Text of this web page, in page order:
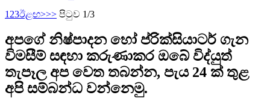
1 23ඊළඟ>>> පිටුව 1/3
අපගේ නිෂ්පාදන හෝ ප්රික්සියාටර් ගැන
විමසීම් සඳහා කරුණාකර ඔබේ විද්යුත්
තැපෑල අප වෙත තබන්න, පැය 24 ක් තුළ
අපි සම්බන්ධ වන්නෙමු.